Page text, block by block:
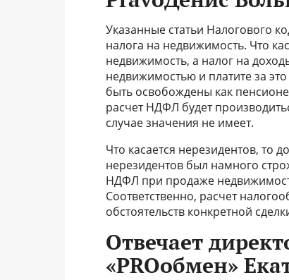
Указанные статьи Налогового
налога на недвижимость. Что
недвижимость, а налог на
недвижимостью и платите за
быть освобождены как
расчет НДФЛ будет
случае значения не имеет.
Что касается нерезидентов, то
нерезидентов был намного
НДФЛ при продаже
Соответственно, расчет
обстоятельств конкретной
Отвечает
«PROобмен»